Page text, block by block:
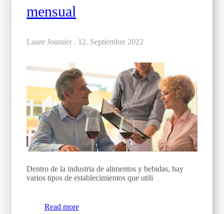
mensual
Laure Joumier . 12. Septiembre 2022
Dentro de la industria de alimentos y bebidas, hay
varios tipos de establecimientos que utili
Read more